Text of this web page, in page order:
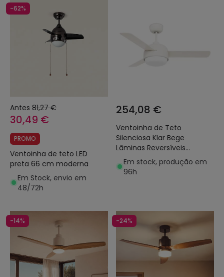
-62%
Antes 81,27 €
30,49 €
PROMO
Ventoinha de teto LED
preta 66 cm moderna
Em Stock, envio em
48/72h
254,08 €
Ventoinha de Teto
Silenciosa Klar Bege
Lâminas Reversíveis
106.6cm Motor DC LEDS-C4
30-4864-16-F9
Em stock, produção em
96h
-14% -24%